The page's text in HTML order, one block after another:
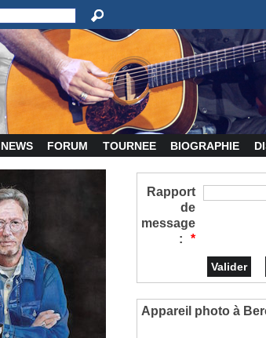
NEWS FORUM TOURNEE BIOGRAPHIE
Rapport
de
message
:
*
Appareil photo à